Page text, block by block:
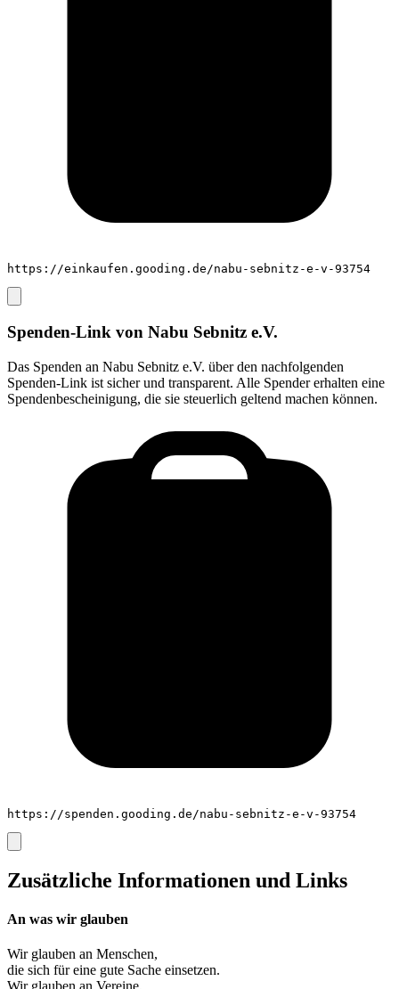
https://einkaufen.gooding.de/nabu-sebnitz-e-v-93754
Spenden-Link von Nabu Sebnitz e.V.
Das Spenden an Nabu Sebnitz e.V. über den nachfolgenden
Spenden-Link ist sicher und transparent. Alle Spender erhalten eine
Spendenbescheinigung, die sie steuerlich geltend machen können.
https://spenden.gooding.de/nabu-sebnitz-e-v-93754
Zusätzliche Informationen und Links
An was wir glauben
Wir glauben an Menschen,
die sich für eine gute Sache einsetzen.